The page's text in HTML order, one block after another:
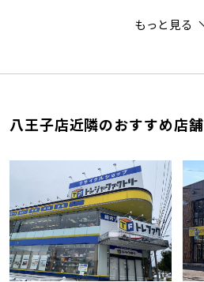
もっと見る
八王子店近隣のおすすめ店舗